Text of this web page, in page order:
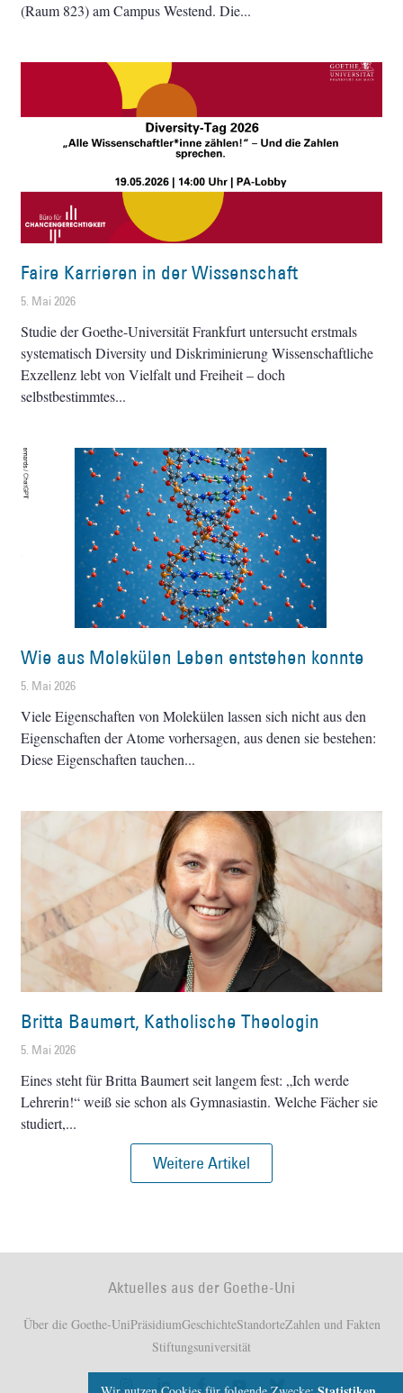
(Raum 823) am Campus Westend. Die
Faire Karrieren in der Wissenschaft
5. Mai 2026
Studie der Goethe-Universität Frankfurt untersucht erstmals
systematisch Diversity und Diskriminierung Wissenschaftliche
Exzellenz lebt von Vielfalt und Freiheit – doch
selbstbestimmtes
Wie aus Molekülen Leben entstehen konnte
5. Mai 2026
Viele Eigenschaften von Molekülen lassen sich nicht aus den
Eigenschaften der Atome vorhersagen, aus denen sie bestehen:
Diese Eigenschaften tauchen
Britta Baumert, Katholische Theologin
5. Mai 2026
Eines steht für Britta Baumert seit langem fest: „Ich werde
Lehrerin!“ weiß sie schon als Gymnasiastin. Welche Fächer sie
studiert,
Weitere Artikel
Aktuelles aus der Goethe-Uni
Über die Goethe-UniPräsidiumGeschichteStandorteZahlen und Fakten
Stiftungsuniversität